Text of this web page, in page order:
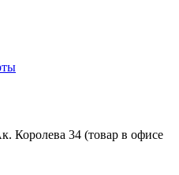
Королева 34 (товар в офисе